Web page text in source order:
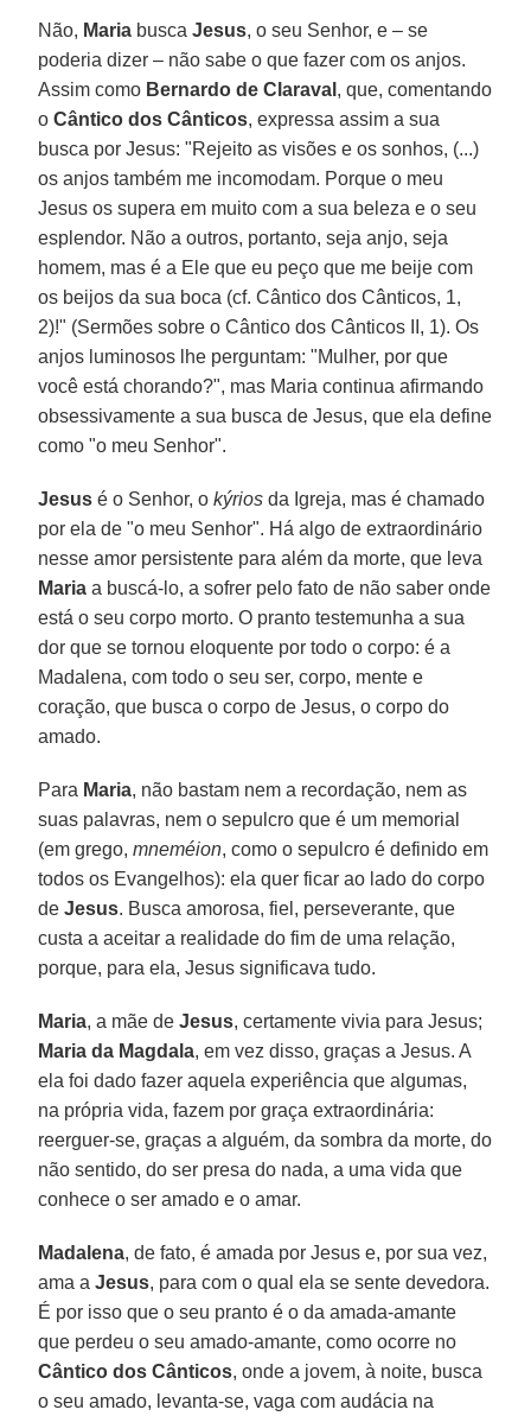
Não, Maria buscaJesus, o seu Senhor, e – se
poderia dizer – não sabe o que fazer com os anjos.
Assim como Bernardo de Claraval , que, comentando
oCântico dos Cânticos, expressa assim a sua
busca por Jesus: "Rejeito as visões e os sonhos, (...)
os anjos também me incomodam. Porque o meu
Jesus os supera em muito com a sua beleza e o seu
esplendor. Não a outros, portanto, seja anjo, seja
homem, mas é a Ele que eu peço que me beije com
os beijos da sua boca (cf. Cântico dos Cânticos, 1,
2)!" (Sermões sobre o Cântico dos Cânticos II, 1). Os
anjos luminosos lhe perguntam: "Mulher, por que
você está chorando?", mas Maria continua afirmando
obsessivamente a sua busca de Jesus, que ela define
como "o meu Senhor".
Jesus é o Senhor, okýrios da Igreja, mas é chamado
por ela de "o meu Senhor". Há algo de extraordinário
nesse amor persistente para além da morte, que leva
Maria a buscá-lo, a sofrer pelo fato de não saber onde
está o seu corpo morto. O pranto testemunha a sua
dor que se tornou eloquente por todo o corpo: é a
Madalena, com todo o seu ser, corpo, mente e
coração, que busca o corpo de Jesus, o corpo do
amado.
Para Maria, não bastam nem a recordação, nem as
suas palavras, nem o sepulcro que é um memorial
(em grego,mneméion, como o sepulcro é definido em
todos os Evangelhos): ela quer ficar ao lado do corpo
deJesus. Busca amorosa, fiel, perseverante, que
custa a aceitar a realidade do fim de uma relação,
porque, para ela, Jesus significava tudo.
Maria, a mãe deJesus, certamente vivia para Jesus;
Maria da Magdala, em vez disso, graças a Jesus. A
ela foi dado fazer aquela experiência que algumas,
na própria vida, fazem por graça extraordinária:
reerguer-se, graças a alguém, da sombra da morte, do
não sentido, do ser presa do nada, a uma vida que
conhece o ser amado e o amar.
Madalena, de fato, é amada por Jesus e, por sua vez,
ama aJesus, para com o qual ela se sente devedora.
É por isso que o seu pranto é o da amada-amante
que perdeu o seu amado-amante, como ocorre no
Cântico dos Cânticos, onde a jovem, à noite, busca
o seu amado, levanta-se, vaga com audácia na